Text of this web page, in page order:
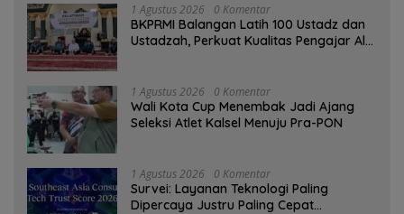
1 Agustus 2026 0 Komentar
BKPRMI Balangan Latih 100 Ustadz dan
Ustadzah, Perkuat Kualitas Pengajar Al-
1 Agustus 2026 0 Komentar
Wali Kota Cup Menembak Jadi Ajang
Seleksi Atlet Kalsel Menuju Pra-PON
1 Agustus 2026 0 Komentar
Survei: Layanan Teknologi Paling
Dipercaya Justru Paling Cepat